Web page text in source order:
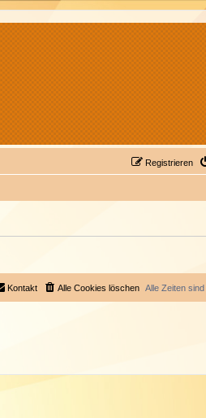
Registrieren
Alle Zeiten sind
Alle Cookies löschen
Kontakt